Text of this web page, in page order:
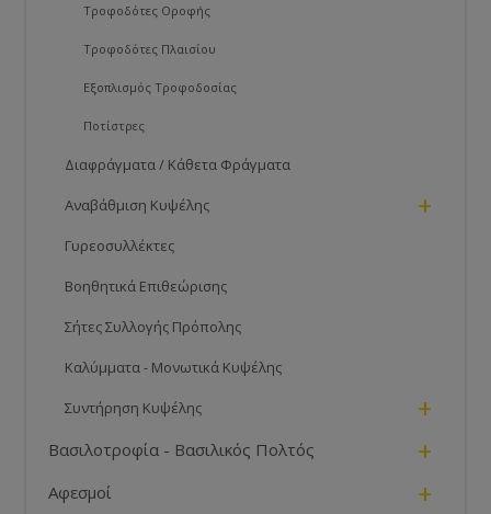
Τροφοδότες Οροφής
Τροφοδότες Πλαισίου
Εξοπλισμός Τροφοδοσίας
Ποτίστρες
Διαφράγματα / Κάθετα Φράγματα
Αναβάθμιση Κυψέλης +
Γυρεοσυλλέκτες
Βοηθητικά Επιθεώρισης
Σήτες Συλλογής Πρόπολης
Καλύμματα - Μονωτικά Κυψέλης
Συντήρηση Κυψέλης +
Βασιλοτροφία - Βασιλικός Πολτός +
Αφεσμοί +